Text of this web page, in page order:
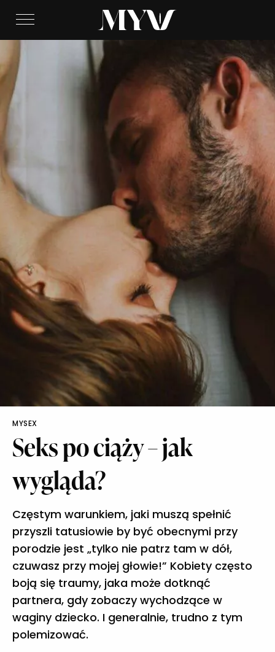
MYSEX
Seks po ciąży – jak
wygląda?
Częstym warunkiem, jaki muszą spełnić
przyszli tatusiowie by być obecnymi przy
porodzie jest „tylko nie patrz tam w dół,
czuwasz przy mojej głowie!” Kobiety często
boją się traumy, jaka może dotknąć
partnera, gdy zobaczy wychodzące w
waginy dziecko. I generalnie, trudno z tym
polemizować.